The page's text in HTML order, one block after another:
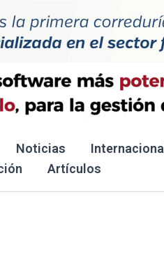
Noticias Internacional
Artículos